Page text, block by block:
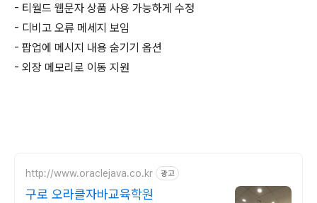
- 티월드 웹문자 상품 사용 가능하게 수정
- 디비고 오류 메세지 보임
- 팝업에 메시지 내용 숨기기 옵션
- 외장 메모리로 이동 지원
http://www.oraclejava.co.kr 광고
구로 오라클자바교육학원